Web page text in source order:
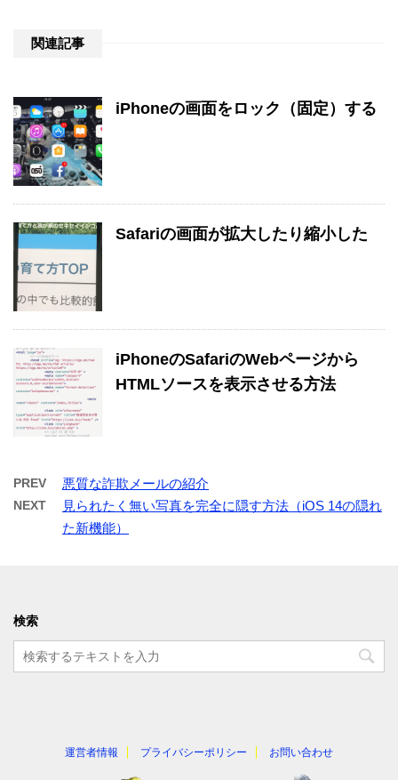
関連記事
iPhoneの画面をロック（固定）する
Safariの画面が拡大したり縮小した
iPhoneのSafariのWebページから
HTMLソースを表示させる方法
PREV 悪質な詐欺メールの紹介
NEXT
見られたく無い写真を完全に隠す方法（iOS 14の隠れ
た新機能）
検索
運営者情報 プライバシーポリシー お問い合わせ